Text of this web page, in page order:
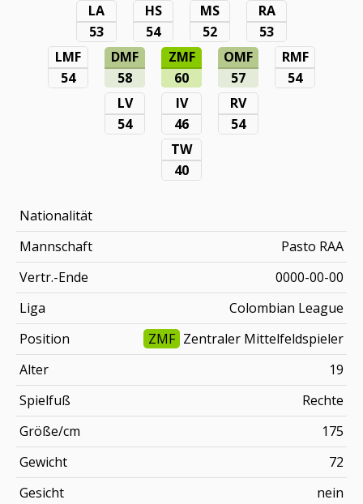
LA
53
HS
54
MS
52
RA
53
LMF
54
DMF
58
ZMF
60
OMF
57
RMF
54
LV
54
IV
46
RV
54
TW
40
Nationalität
Mannschaft
Pasto RAA
Vertr.-Ende
0000-00-00
Liga
Colombian League
Position
ZMF Zentraler Mittelfeldspieler
Alter
19
Spielfuß
Rechte
Größe/cm
175
Gewicht
72
Gesicht
nein